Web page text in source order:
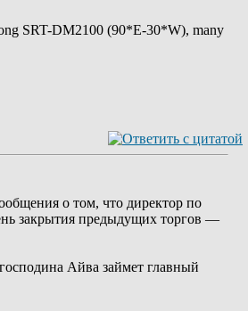
SRT-DM2100 (90*E-30*W), many
о том, что директор по
закрытия предыдущих торгов —
Айва займет главный